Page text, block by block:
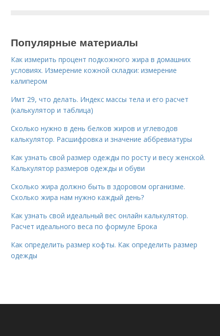
Популярные материалы
Как измерить процент подкожного жира в домашних
условиях. Измерение кожной складки: измерение
калипером
Имт 29, что делать. Индекс массы тела и его расчет
(калькулятор и таблица)
Сколько нужно в день белков жиров и углеводов
калькулятор. Расшифровка и значение аббревиатуры
Как узнать свой размер одежды по росту и весу женской.
Калькулятор размеров одежды и обуви
Сколько жира должно быть в здоровом организме.
Сколько жира нам нужно каждый день?
Как узнать свой идеальный вес онлайн калькулятор.
Расчет идеального веса по формуле Брока
Как определить размер кофты. Как определить размер
одежды